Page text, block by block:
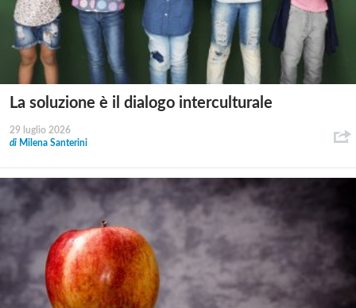
La soluzione è il dialogo interculturale
29 luglio 2026
di Milena Santerini